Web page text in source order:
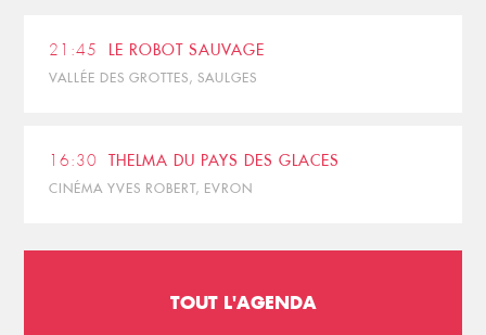
21:45 LE ROBOT SAUVAGE
VALLÉE DES GROTTES, SAULGES
16:30 THELMA DU PAYS DES GLACES
CINÉMA YVES ROBERT, EVRON
TOUT L'AGENDA